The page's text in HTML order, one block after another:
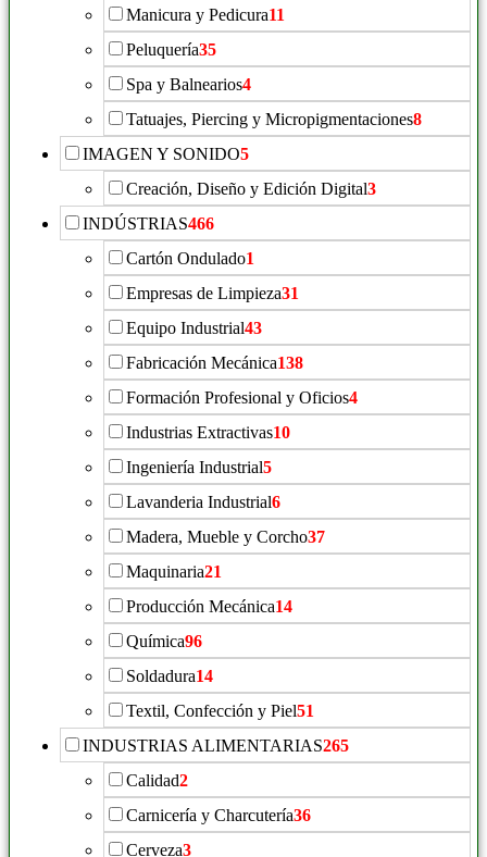
Manicura y Pedicura11
Peluquería35
Spa y Balnearios4
Tatuajes, Piercing y Micropigmentaciones8
IMAGEN Y SONIDO5
Creación, Diseño y Edición Digital3
INDÚSTRIAS466
Cartón Ondulado1
Empresas de Limpieza31
Equipo Industrial43
Fabricación Mecánica138
Formación Profesional y Oficios4
Industrias Extractivas10
Ingeniería Industrial5
Lavanderia Industrial6
Madera, Mueble y Corcho37
Maquinaria21
Producción Mecánica14
Química96
Soldadura14
Textil, Confección y Piel51
INDUSTRIAS ALIMENTARIAS265
Calidad2
Carnicería y Charcutería36
Cerveza3